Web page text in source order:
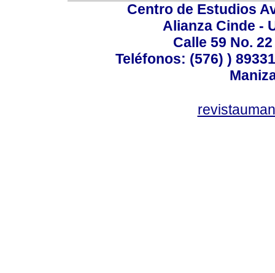
Centro de Estudios
Alianza Cinde -
Calle 59 No.
Teléfonos: (576) )